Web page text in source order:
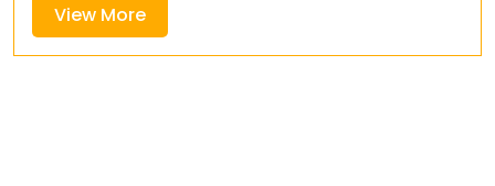
View MoreView
More